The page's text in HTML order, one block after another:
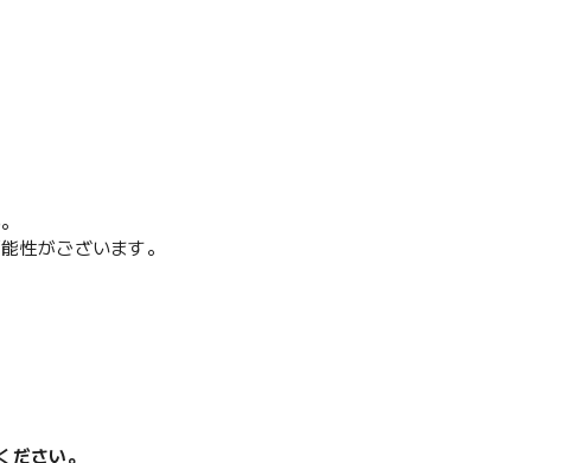
性がございます。
さい。